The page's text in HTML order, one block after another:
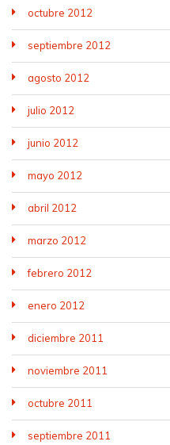
octubre 2012
septiembre 2012
agosto 2012
julio 2012
junio 2012
mayo 2012
abril 2012
marzo 2012
febrero 2012
enero 2012
diciembre 2011
noviembre 2011
octubre 2011
septiembre 2011